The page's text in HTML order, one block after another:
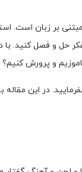
بر زبان است.
حل و فصل کنید.
و پرورش کنیم؟
در این